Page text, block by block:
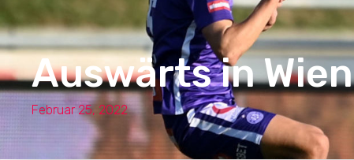
Auswärts in Wien
Februar 25, 2022